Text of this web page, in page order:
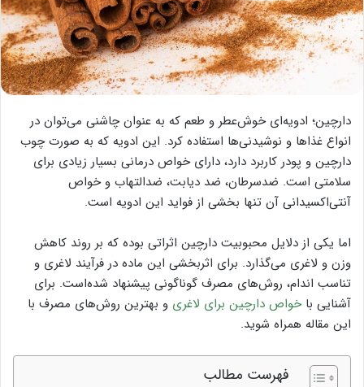
دارچین؛ ادویه‌ای خوش‌عطر و طعم که به عنوان چاشنی می‌توان در
انواع غذاها و نوشیدنی‌ها استفاده کرد. این ادویه که به صورت چوب
دارچین و پودر کاربرد دارد، دارای خواص درمانی بسیار زیادی برای
سلامتی است. ضدسرطان، ضد دیابت، ضدالتهاب و خواص
آنتی‌اکسیدانی آن تنها بخشی از فواید این ادویه است.
اما یکی از دلایل محبوبیت دارچین اثراتی بوده که بر روند کاهش
وزن و لاغری می‌گذارد. برای اثربخشی این ماده در فرآیند لاغری و
تناسب اندام، روش‌های مصرف گوناگونی پیشنهاد شده‌است. برای
آشنایی با خواص دارچین برای لاغری و بهترین روش‌های مصرف با
این مقاله همراه شوید.
فهرست مطالب